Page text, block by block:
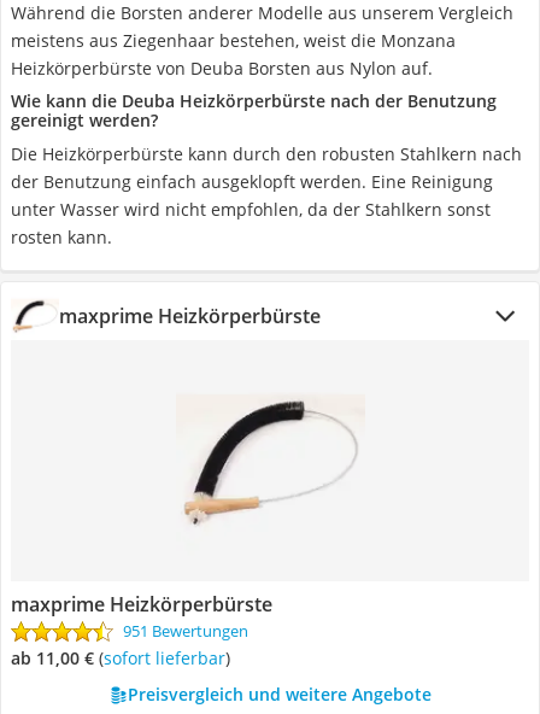
Während die Borsten anderer Modelle aus unserem Vergleich
meistens aus Ziegenhaar bestehen, weist die Monzana
Heizkörperbürste von Deuba Borsten aus Nylon auf.
Wie kann die Deuba Heizkörperbürste nach der Benutzung
gereinigt werden?
Die Heizkörperbürste kann durch den robusten Stahlkern nach
der Benutzung einfach ausgeklopft werden. Eine Reinigung
unter Wasser wird nicht empfohlen, da der Stahlkern sonst
rosten kann.
maxprime Heizkörperbürste
maxprime Heizkörperbürste
951 Bewertungen
ab 11,00 € ( Sofort lieferbar)
Preisvergleich und weitere Angebote